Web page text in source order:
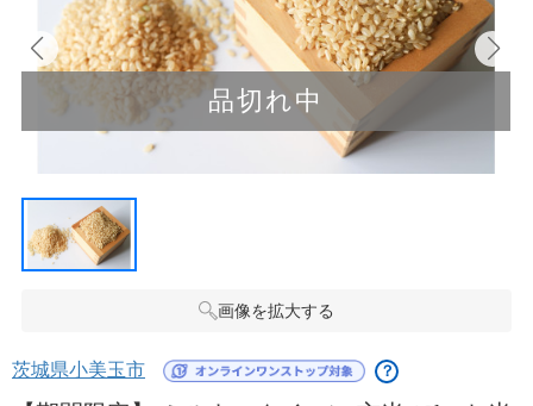
品切れ中
画像を拡大する
茨城県小美玉市 ？